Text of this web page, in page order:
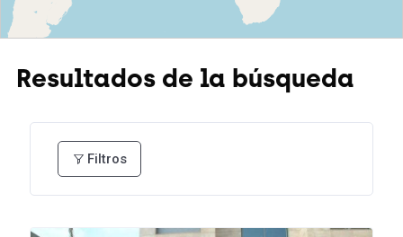
Resultados de la búsqueda
Filtros